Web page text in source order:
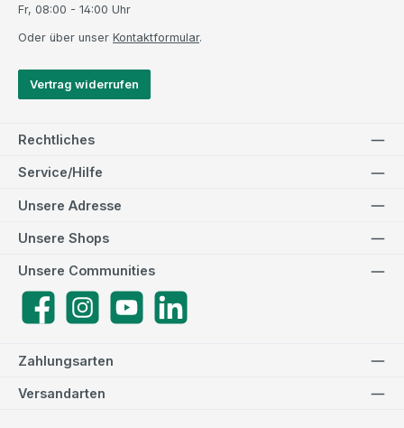
Fr, 08:00 - 14:00 Uhr
Oder über unser Kontaktformular.
Vertrag widerrufen
Rechtliches
Service/Hilfe
Zahlungsarten
Versandarten
Unsere Adresse
Unsere Communities
FacebookInstagramYouTube LinkedIn
Unsere Shops